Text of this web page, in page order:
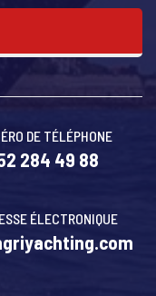
DE TÉLÉPHONE
284 49 88
ÉLECTRONIQUE